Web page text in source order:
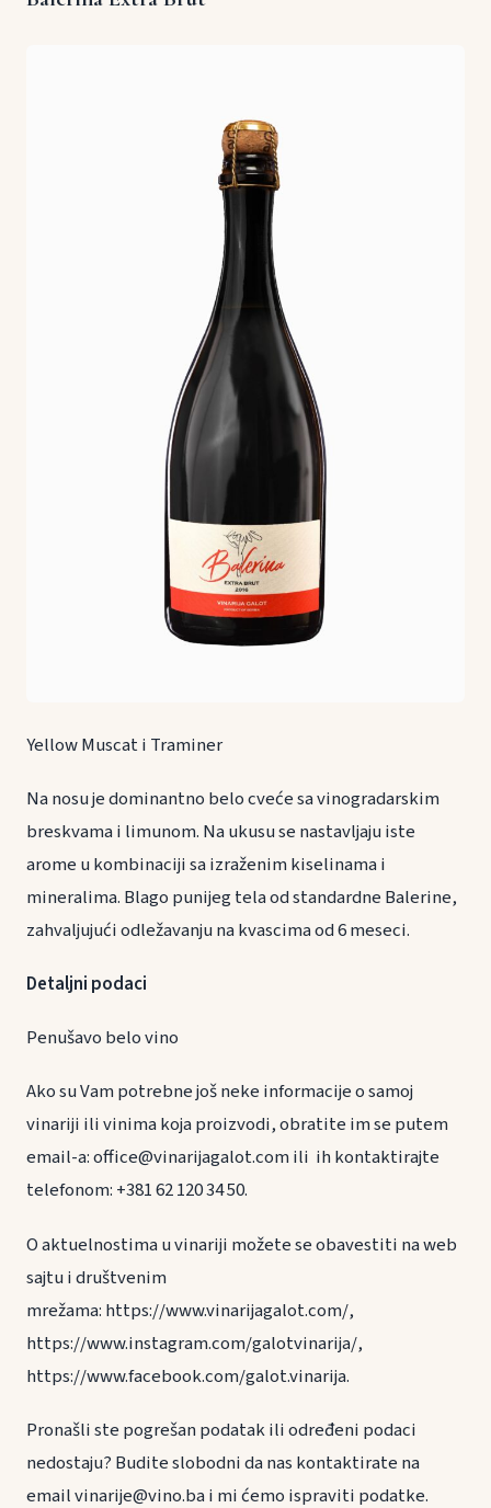
Yellow Muscat i Traminer
Na nosu je dominantno belo cveće sa vinogradarskim
breskvama i limunom. Na ukusu se nastavljaju iste
arome u kombinaciji sa izraženim kiselinama i
mineralima. Blago punijeg tela od standardne Balerine,
zahvaljujući odležavanju na kvascima od 6 meseci.
Detaljni podaci
Penušavo belo vino
Ako su Vam potrebne još neke informacije o samoj
vinariji ili vinima koja proizvodi, obratite im se putem
email-a: office@vinarijagalot.com ili ih kontaktirajte
telefonom: +381 62 120 34 50.
O aktuelnostima u vinariji možete se obavestiti na web
sajtu i društvenim
mrežama: https://www.vinarijagalot.com/,
https://www.instagram.com/galotvinarija/,
https://www.facebook.com/galot.vinarija.
Pronašli ste pogrešan podatak ili određeni podaci
nedostaju? Budite slobodni da nas kontaktirate na
email vinarije@vino.ba i mi ćemo ispraviti podatke.